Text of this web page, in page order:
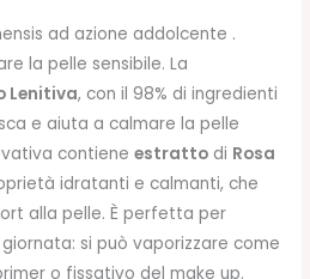
ad azione addolcente .
la pelle sensibile. La
Lenitiva, con il 98% di ingredienti
e aiuta a calmare la pelle
contieneestratto di Rosa
idratanti e calmanti, che
alla pelle. È perfetta per
si può vaporizzare come
o fissativo del make up.